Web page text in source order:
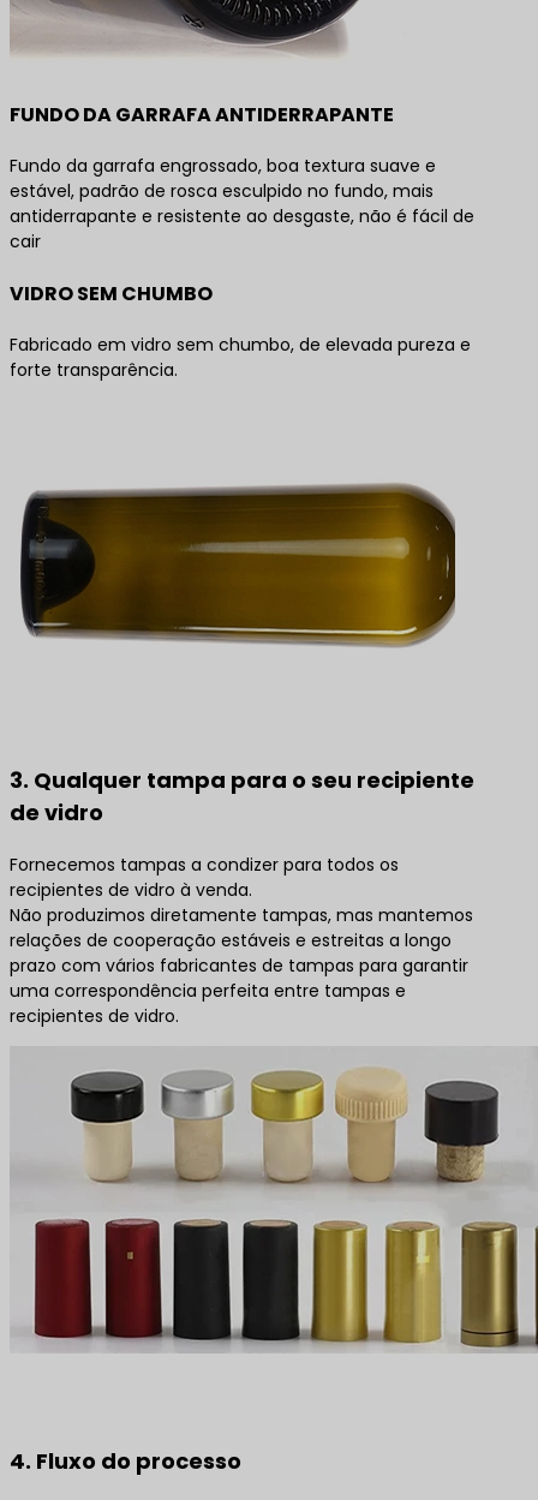
FUNDO DA GARRAFA ANTIDERRAPANTE
Fundo da garrafa engrossado, boa textura suave e
estável, padrão de rosca esculpido no fundo, mais
antiderrapante e resistente ao desgaste, não é fácil de
cair
VIDRO SEM CHUMBO
Fabricado em vidro sem chumbo, de elevada pureza e
forte transparência.
3. Qualquer tampa para o seu recipiente
de vidro
Fornecemos tampas a condizer para todos os
recipientes de vidro à venda.
Não produzimos diretamente tampas, mas mantemos
relações de cooperação estáveis e estreitas a longo
prazo com vários fabricantes de tampas para garantir
uma correspondência perfeita entre tampas e
recipientes de vidro.
4. Fluxo do processo